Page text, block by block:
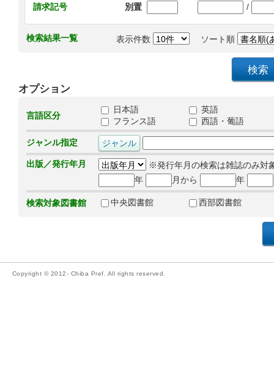
請求記号
別置 /
検索結果一覧 表示件数 ソート順
オプション
言語区分
日本語
英語
フランス語
西語・葡語
ジャンル指定
出版／発行年月
※発行年月の検索は雑誌のみ対
年
月から 年
検索対象図書館 中央図書館 西部図書館
Copyright © 2012- Chiba Pref. All rights reserved.